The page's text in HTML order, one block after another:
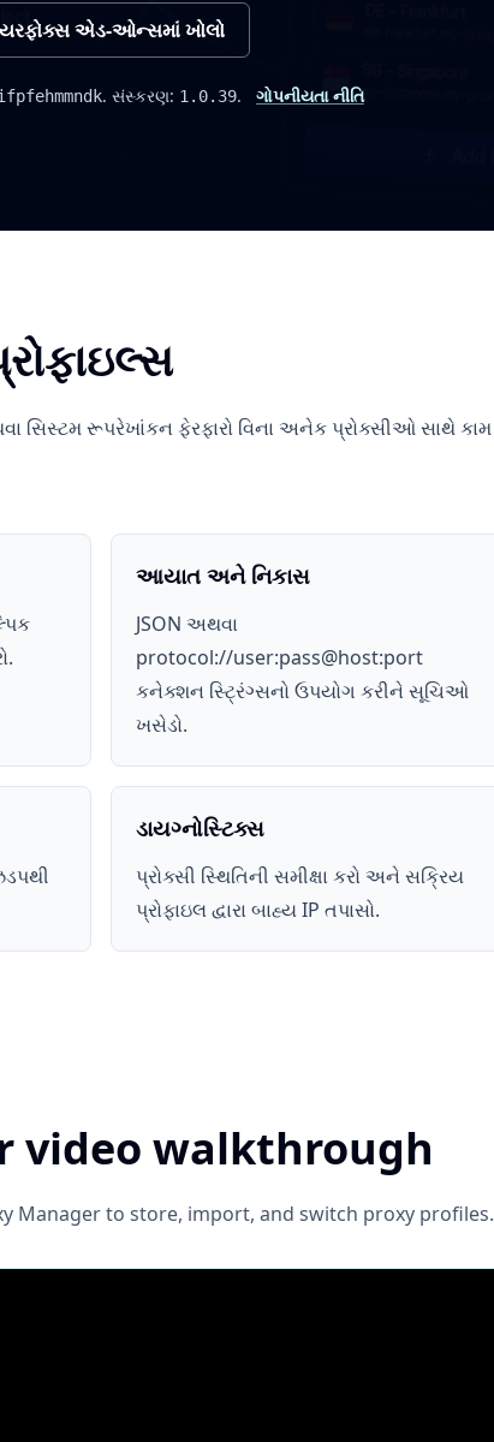
એડ-ઓન્સમાં ખોલો
. સંસ્કરણ: 1.0.39. ગોપનીયતા નીતિ
રૂપરેખાંકન ફેરફારો વિના અનેક પ્રોક્સીઓ સાથે કામ
આયાત અને નિકાસ
JSON અથવા
protocol://user:pass@host:port
કનેક્શન સ્ટ્રિંગ્સનો ઉપયોગ કરીને સૂચિઓ
ખસેડો.
ડાયગ્નોસ્ટિક્સ
પ્રોક્સી સ્થિતિની સમીક્ષા કરો અને સક્રિય
પ્રોફાઇલ દ્વારા બાહ્ય IP તપાસો.
video walkthrough
Manager to store, import, and switch proxy profiles.